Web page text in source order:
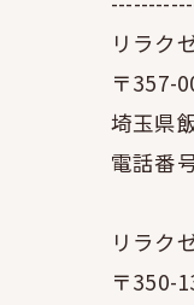
リラク
〒357-
埼玉県
電話番
リラク
〒350-